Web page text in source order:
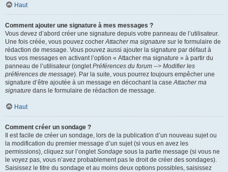
Haut
Comment ajouter une signature à mes messages ?
Vous devez d’abord créer une signature depuis votre panneau de l’utilisateur.
Une fois créée, vous pouvez cocherAttacher ma signature sur le formulaire de
rédaction de message. Vous pouvez aussi ajouter la signature par défaut à
tous vos messages en activant l’option « Attacher ma signature » à partir du
panneau de l’utilisateur (ongletPréférences du forum --> Modifier les
préférences de message). Par la suite, vous pourrez toujours empêcher une
signature d’être ajoutée à un message en décochant la caseAttacher ma
signature dans le formulaire de rédaction de message.
Haut
Comment créer un sondage ?
Il est facile de créer un sondage, lors de la publication d’un nouveau sujet ou
la modification du premier message d’un sujet (si vous en avez les
permissions), cliquez sur l’ongletSondage sous la partie message (si vous ne
le voyez pas, vous n’avez probablement pas le droit de créer des sondages).
Saisissez le titre du sondage et au moins deux options possibles, saisissez